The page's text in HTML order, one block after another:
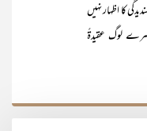
کا اظہار نہیں
لوگ عقیدۃً